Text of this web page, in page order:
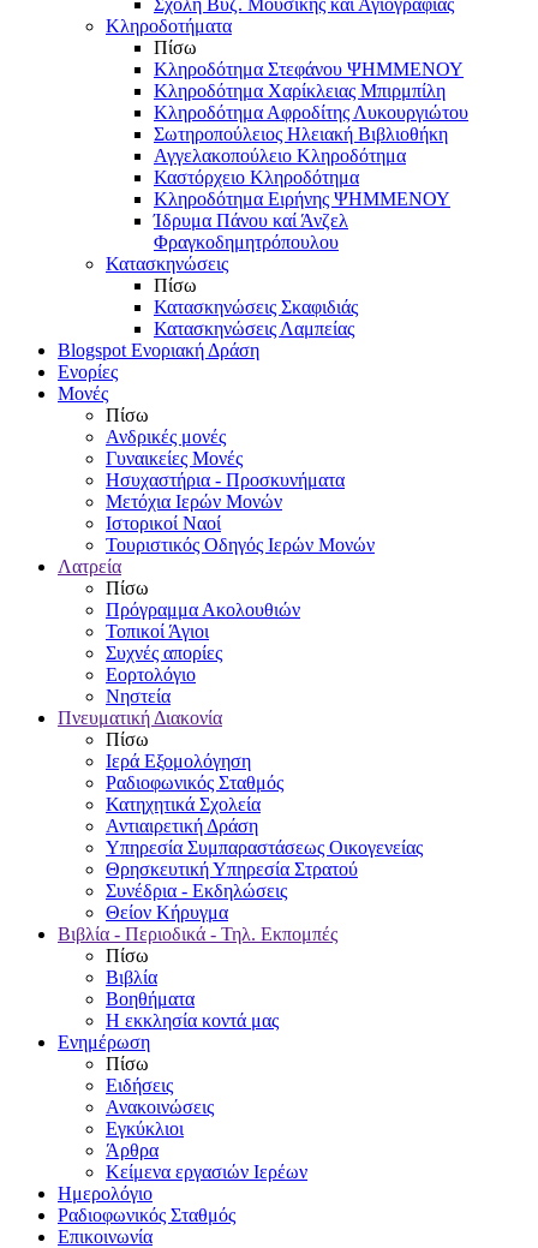
Κληροδοτήματα
Πίσω
Κληροδότημα Στεφάνου ΨΗΜΜΕΝΟΥ
Κληροδότημα Χαρίκλειας Μπιρμπίλη
Κληροδότημα Αφροδίτης Λυκουργιώτου
Σωτηροπούλειος Ηλειακή Βιβλιοθήκη
Αγγελακοπούλειο Κληροδότημα
Καστόρχειο Κληροδότημα
Κληροδότημα Ειρήνης ΨΗΜΜΕΝΟΥ
Ίδρυμα Πάνου καί Άνζελ
Φραγκοδημητρόπουλου
Κατασκηνώσεις
Πίσω
Κατασκηνώσεις Σκαφιδιάς
Κατασκηνώσεις Λαμπείας
Blogspot Ενοριακή Δράση
Ενορίες
Μονές
Πίσω
Ανδρικές μονές
Γυναικείες Μονές
Ησυχαστήρια - Προσκυνήματα
Μετόχια Ιερών Μονών
Ιστορικοί Ναοί
Τουριστικός Οδηγός Ιερών Μονών
Λατρεία
Πίσω
Πρόγραμμα Ακολουθιών
Τοπικοί Άγιοι
Συχνές απορίες
Εορτολόγιο
Νηστεία
Πνευματική Διακονία
Πίσω
Ιερά Εξομολόγηση
Ραδιοφωνικός Σταθμός
Κατηχητικά Σχολεία
Αντιαιρετική Δράση
Υπηρεσία Συμπαραστάσεως Οικογενείας
Θρησκευτική Υπηρεσία Στρατού
Συνέδρια - Εκδηλώσεις
Θείον Κήρυγμα
Βιβλία - Περιοδικά - Τηλ. Εκπομπές
Πίσω
Βιβλία
Βοηθήματα
Η εκκλησία κοντά μας
Ενημέρωση
Πίσω
Ειδήσεις
Ανακοινώσεις
Εγκύκλιοι
Άρθρα
Κείμενα εργασιών Ιερέων
Ημερολόγιο
Ραδιοφωνικός Σταθμός
Επικοινωνία